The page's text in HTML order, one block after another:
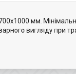
мм.
вигляду при